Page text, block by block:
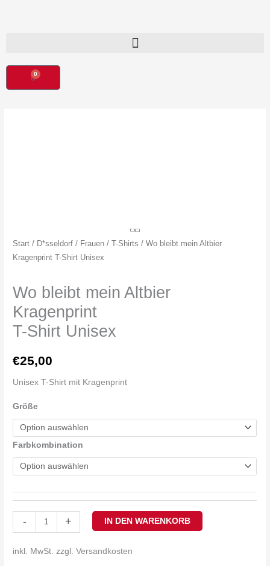
0
Warenkorb
Start / D*sseldorf / Frauen / T-Shirts / Wo bleibt mein Altbier
Kragenprint T-Shirt Unisex
Wo bleibt mein Altbier
Kragenprint
T-Shirt Unisex
€25,00
Unisex T-Shirt mit Kragenprint
Größe
Farbkombination
-
Menge
+ IN DEN WARENKORB
inkl. MwSt. zzgl.Versandkosten